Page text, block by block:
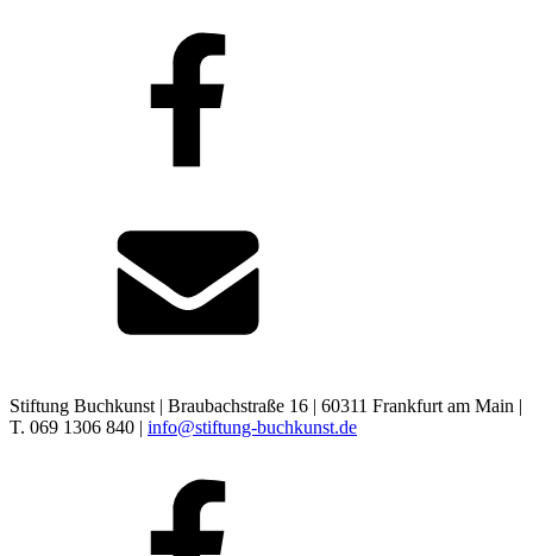
Stiftung Buchkunst | Braubachstraße 16 | 60311 Frankfurt am Main |
T. 069 1306 840 | info@stiftung-buchkunst.de